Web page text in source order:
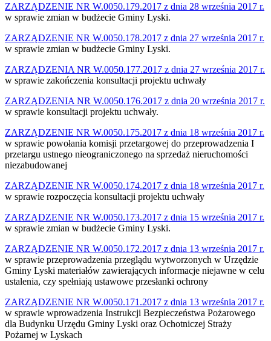
ZARZĄDZENIE NR W.0050.179.2017 z dnia 28 września 2017 r.
w sprawie zmian w budżecie Gminy Lyski.
ZARZĄDZENIE NR W.0050.178.2017 z dnia 27 września 2017 r.
w sprawie zmian w budżecie Gminy Lyski.
ZARZĄDZENIA NR W.0050.177.2017 z dnia 27 września 2017 r.
w sprawie zakończenia konsultacji projektu uchwały
ZARZĄDZENIA NR W.0050.176.2017 z dnia 20 września 2017 r.
w sprawie konsultacji projektu uchwały.
ZARZĄDZENIE NR W.0050.175.2017 z dnia 18 września 2017 r.
w sprawie powołania komisji przetargowej do przeprowadzenia I
przetargu ustnego nieograniczonego na sprzedaż nieruchomości
niezabudowanej
ZARZĄDZENIE NR W.0050.174.2017 z dnia 18 września 2017 r.
w sprawie rozpoczęcia konsultacji projektu uchwały
ZARZĄDZENIE NR W.0050.173.2017 z dnia 15 września 2017 r.
w sprawie zmian w budżecie Gminy Lyski.
ZARZĄDZENIE NR W.0050.172.2017 z dnia 13 września 2017 r.
w sprawie przeprowadzenia przeglądu wytworzonych w Urzędzie
Gminy Lyski materiałów zawierających informacje niejawne w celu
ustalenia, czy spełniają ustawowe przesłanki ochrony
ZARZĄDZENIE NR W.0050.171.2017 z dnia 13 września 2017 r.
w sprawie wprowadzenia Instrukcji Bezpieczeństwa Pożarowego
dla Budynku Urzędu Gminy Lyski oraz Ochotniczej Straży
Pożarnej w Lyskach